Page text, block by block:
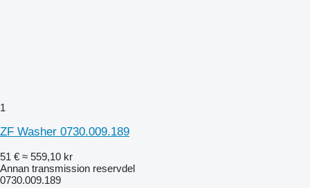
1
ZF Washer 0730.009.189
51 € ≈ 559,10 kr
Annan transmission reservdel
0730.009.189